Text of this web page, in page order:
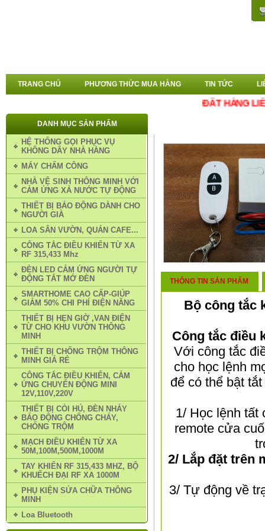
TRANG CHỦ PHƯƠNG THỨC MUA HÀNG TIN TỨC
ĐẶT HÀNG LIÊN HỆ
DANH MỤC SẢN PHẨM
HỆ THỐNG GỌI PHỤC VỤ
KHÔNG DÂY NHÀ HÀNG
MÁY CHẤM CÔNG
NHÀ VỆ SINH THÔNG MINH VỚI
CẢM ỨNG XẢ NƯỚC TỰ ĐỘNG
THIẾT BỊ BÁO ĐỘNG DÀNH CHO
NGƯỜI GIÀ
LOA SÂN VƯỜN, QUÁN CAFE...
CÔNG TẮC ĐIỀU KHIỂN TỪ XA
RF 315,433 Mhz
ĐÈN LED CẢM ỨNG NGƯỜI TỰ
ĐỘNG TẮT MỞ ĐÈN
SMARTHOME CAO CẤP-GIÚP
GIẢM 50% CHI PHÍ ĐIỆN NĂNG
THIẾT BỊ HẸN GIỜ ,VAN ĐIỆN
TỪ CHO KHU VƯỜN THÔNG
MINH
THIẾT BỊ CHỐNG TRỘM THÔNG
MINH GIÁ RẺ
CÔNG TẮC ĐIỀU KHIỂN, CẢM
ỨNG CHUYỂN ĐỘNG MINI
12V,110V,220V
THIẾT BỊ CÒI HÚ, ĐÈN NHÁY
BÁO ĐỘNG CHỐNG CHÁY,
CHỐNG TRỘM
MẠCH ĐIỀU KHIỂN TỪ XA
50M,100M,500M,1000M
TAY KHIỂN RF 315,433 MHZ, BỘ
KHUẾCH ĐẠI RF XA 1000M
PHỤ KIỆN SỬA CHỮA THÔNG
MINH
Loa Bluetooth
THÔNG TIN SẢN PHẨM
Bộ công tắc
Công tắc điều
Với công tắc
cho học lệnh
để có thể bật
1/ Học lệnh tất
remote cửa
2/ Lắp đặt trên
3/ Tự động về